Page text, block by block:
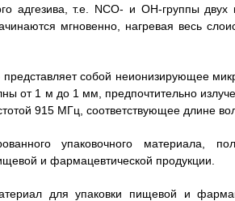
адгезива, т.е. NCO- и ОН-группы
мгновенно, нагревая весь
собой неионизирующее
от 1 м до 1 мм, предпочтительно
915 МГц, соответствующее длине
упаковочного материала,
и фармацевтической продукции.
для упаковки пищевой и